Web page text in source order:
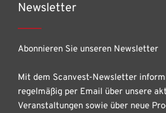
Newsletter
Abonnieren Sie unseren Newsletter
Mit dem Scanvest-Newsletter
regelmäßig per Email über unsere
Veranstaltungen sowie über neue